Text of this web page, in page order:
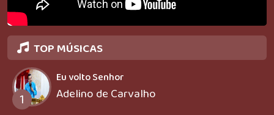
TOP MÚSICAS
1
Eu volto Senhor
Adelino de Carvalho